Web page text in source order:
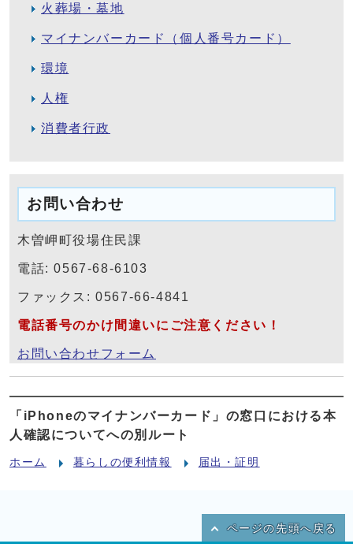
火葬場・墓地
マイナンバーカード（個人番号カード）
環境
人権
消費者行政
お問い合わせ
木曽岬町役場住民課
電話: 0567-68-6103
ファックス: 0567-66-4841
電話番号のかけ間違いにご注意ください！
お問い合わせフォーム
「iPhoneのマイナンバーカード」の窓口における本
人確認についてへの別ルート
ホーム 暮らしの便利情報 届出・証明
ページの先頭へ戻る